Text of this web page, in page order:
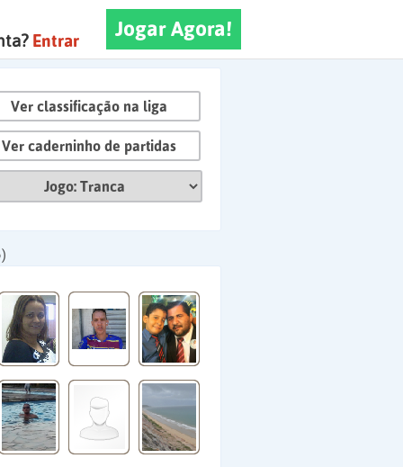
Jogar Agora!
Entrar
Ver classificação na liga
Ver caderninho de partidas